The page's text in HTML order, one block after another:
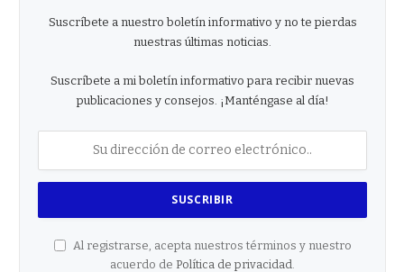
Suscríbete a nuestro boletín informativo y no te pierdas
nuestras últimas noticias.
Suscríbete a mi boletín informativo para recibir nuevas
publicaciones y consejos. ¡Manténgase al día!
Al registrarse, acepta nuestros términos y nuestro
acuerdo de Política de privacidad